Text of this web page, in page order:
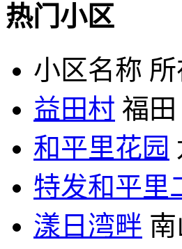
热门小区
小区名称
益田村 福田
和平里花园
特发和平里
漾日湾畔 南